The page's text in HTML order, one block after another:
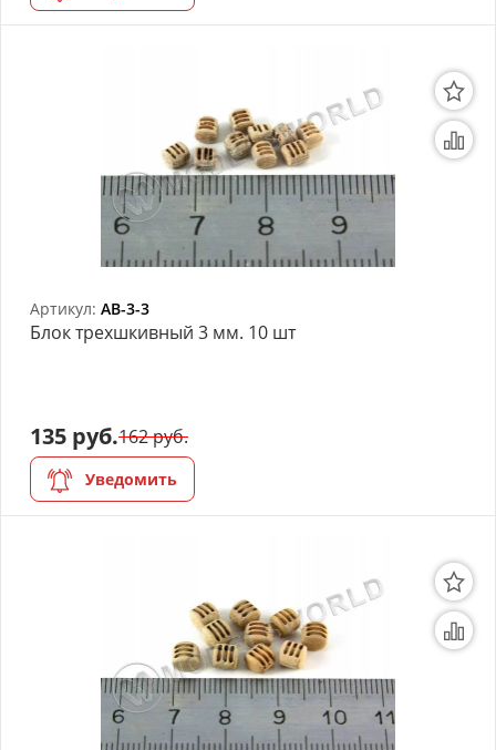
Артикул: AB-3-3
Блок трехшкивный 3 мм. 10 шт
135 руб.162 руб.
Уведомить